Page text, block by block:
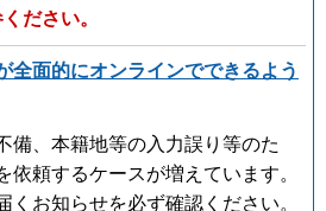
ださい。
全面的にオンラインでできるよう
備、本籍地等の入力誤り等のた
依頼するケースが増えています。
くお知らせを必ず確認ください。